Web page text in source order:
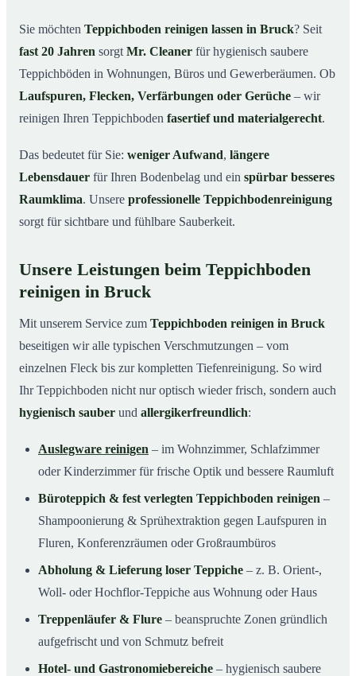
Bruck?
So funktioniert’s
So reinigen unsere Profis Teppichböden in Bruck
Sie möchten Teppichboden reinigen lassen in Bruck? Seit
fast 20 Jahren sorgt Mr. Cleaner für hygienisch saubere
Teppichböden in Wohnungen, Büros und Gewerberäumen. Ob
Laufspuren, Flecken, Verfärbungen oder Gerüche – wir
reinigen Ihren Teppichboden fasertief und materialgerecht.
Das bedeutet für Sie: weniger Aufwand, längere
Lebensdauer für Ihren Bodenbelag und ein spürbar besseres
Raumklima. Unsere professionelle Teppichbodenreinigung
sorgt für sichtbare und fühlbare Sauberkeit.
Unsere Leistungen beim Teppichboden
reinigen in Bruck
Mit unserem Service zum Teppichboden reinigen in Bruck
beseitigen wir alle typischen Verschmutzungen – vom
einzelnen Fleck bis zur kompletten Tiefenreinigung. So wird
Ihr Teppichboden nicht nur optisch wieder frisch, sondern auch
hygienisch sauber und allergikerfreundlich:
Auslegware reinigen – im Wohnzimmer, Schlafzimmer
oder Kinderzimmer für frische Optik und bessere Raumluft
Büroteppich & fest verlegten Teppichboden reinigen –
Shampoonierung & Sprühextraktion gegen Laufspuren in
Fluren, Konferenzräumen oder Großraumbüros
Abholung & Lieferung loser Teppiche – z. B. Orient-,
Woll- oder Hochflor-Teppiche aus Wohnung oder Haus
Treppenläufer & Flure – beanspruchte Zonen gründlich
aufgefrischt und von Schmutz befreit
Hotel- und Gastronomiebereiche – hygienisch saubere